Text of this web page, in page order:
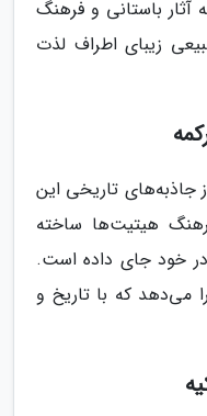
آثار باستانی و فرهنگ
زیبای اطراف لذت
جاذبه‌های تاریخی این
هیتیت‌ها ساخته
در خود جای داده است.
می‌دهد که با تاریخ و